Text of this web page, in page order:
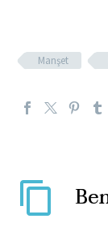
Manşet